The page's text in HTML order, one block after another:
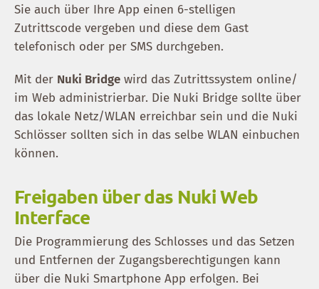
Sie auch über Ihre App einen 6-stelligen
Zutrittscode vergeben und diese dem Gast
telefonisch oder per SMS durchgeben.
Mit der Nuki Bridge wird das Zutrittssystem online/
im Web administrierbar. Die Nuki Bridge sollte über
das lokale Netz/WLAN erreichbar sein und die Nuki
Schlösser sollten sich in das selbe WLAN einbuchen
können.
Freigaben über das Nuki Web
Interface
Die Programmierung des Schlosses und das Setzen
und Entfernen der Zugangsberechtigungen kann
über die Nuki Smartphone App erfolgen. Bei